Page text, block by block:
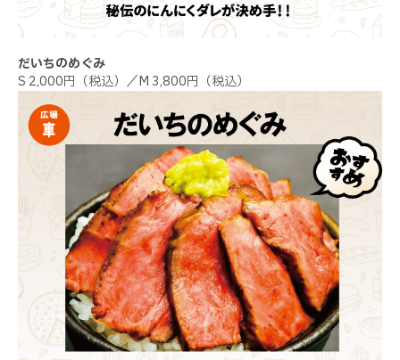
だいちのめぐみ
S 2,000円（税込）／M 3,800円（税込）